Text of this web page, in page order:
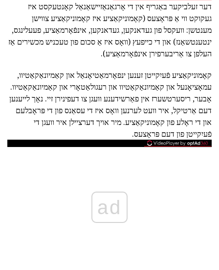
דער זעלביקער באַגריף אין די אָרגאַנאַזיישאַנאַל קאָנטעקסט איז
געקוקט ווי אַ פּראָצעס (קאָמוניקאַציע איז קאָמוניקאַציע צווישן
מענטשן: וועקסל פון געדאנקען, געדאנקען, אינפֿאָרמאַציע, פעעלינגס,
ינטענטשאַנז) און די כייפעץ (וואָס איז אַ סכום פון טעכניש מכשירים אַז
העלפן צו אַריבערפירן אינפֿאָרמאַציע).
קאָמוניקאַציע פֿעיִקייטן זענען ינפאָרמאַטיאָנאַל און קאַמיונאַקאַטיוו,
עמאָציאָנעל און קאַמיונאַקאַטיוו און רעגולאַטאָרי און קאַמיונאַקאַטיוו.
אָבער, ריסערטשערז אין פאַרשידענע וועגן צו דעפינירן זיי. נאָך לייענען
דעם אַרטיקל, איר וועט לערנען וואָס איז די עסאַנס פון די פּראָבלעם
און די ראָלע פון קאָמוניקאַציע. מיר אויך דערציילן איר וועגן די
פֿעיִקייטן פון דעם פּראָצעס.
ad